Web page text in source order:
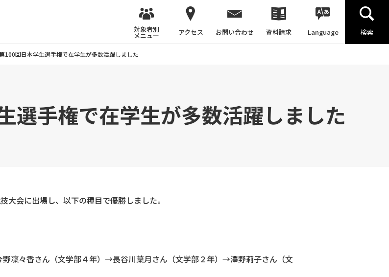
対象者別
メニュー アクセス お問い合わせ 資料請求 Language 検索
回日本学生選手権で在学生が多数活躍しました
手権で在学生が多数活躍しました
会に出場し、以下の種目で優勝しました。
々香さん（文学部４年）→長谷川葉月さん（文学部２年）→澤野莉子さん（文